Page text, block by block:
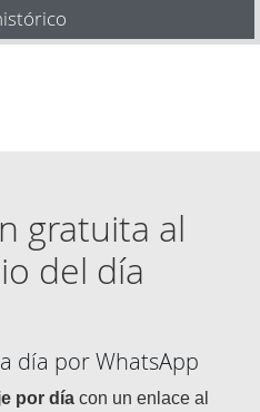
gratuita al
del día
día por WhatsApp
por día con un enlace al